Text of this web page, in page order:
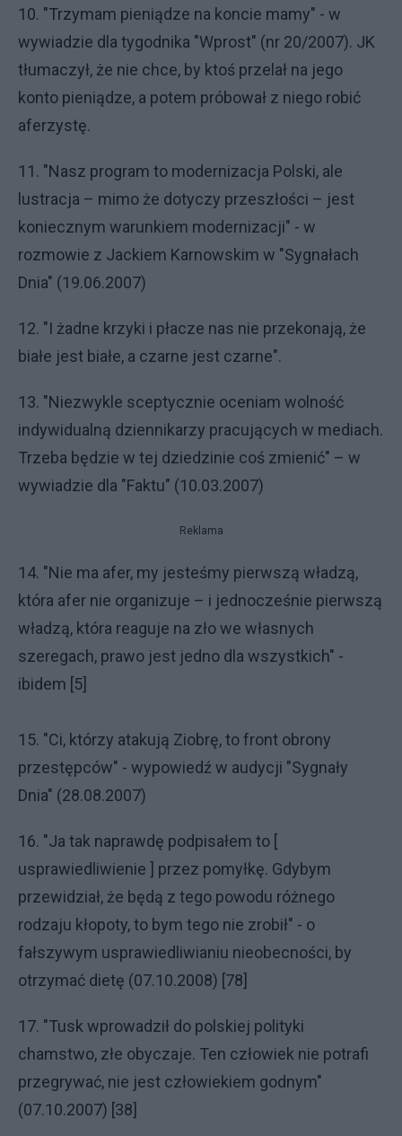
10. "Trzymam pieniądze na koncie mamy" - w
wywiadzie dla tygodnika "Wprost" (nr 20/2007). JK
tłumaczył, że nie chce, by ktoś przelał na jego
konto pieniądze, a potem próbował z niego robić
aferzystę.
11. "Nasz program to modernizacja Polski, ale
lustracja – mimo że dotyczy przeszłości – jest
koniecznym warunkiem modernizacji" - w
rozmowie z Jackiem Karnowskim w "Sygnałach
Dnia" (19.06.2007)
12. "I żadne krzyki i płacze nas nie przekonają, że
białe jest białe, a czarne jest czarne".
13. "Niezwykle sceptycznie oceniam wolność
indywidualną dziennikarzy pracujących w mediach.
Trzeba będzie w tej dziedzinie coś zmienić" – w
wywiadzie dla "Faktu" (10.03.2007)
Reklama
14. "Nie ma afer, my jesteśmy pierwszą władzą,
która afer nie organizuje – i jednocześnie pierwszą
władzą, która reaguje na zło we własnych
szeregach, prawo jest jedno dla wszystkich" -
ibidem [5]
15. "Ci, którzy atakują Ziobrę, to front obrony
przestępców" - wypowiedź w audycji "Sygnały
Dnia" (28.08.2007)
16. "Ja tak naprawdę podpisałem to [
usprawiedliwienie ] przez pomyłkę. Gdybym
przewidział, że będą z tego powodu różnego
rodzaju kłopoty, to bym tego nie zrobił" - o
fałszywym usprawiedliwianiu nieobecności, by
otrzymać dietę (07.10.2008) [78]
17. "Tusk wprowadził do polskiej polityki
chamstwo, złe obyczaje. Ten człowiek nie potrafi
przegrywać, nie jest człowiekiem godnym"
(07.10.2007) [38]